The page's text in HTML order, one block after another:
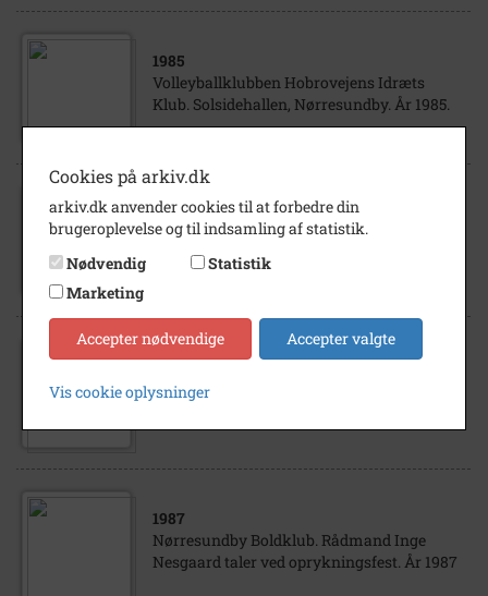
1985
Volleyballklubben Hobrovejens Idræts
Klub. Solsidehallen, Nørresundby. År 1985.
1975
Aalborg Atletklub "Jyden". Solsidehallen.
Faneindvielse ved stiftelsesfest. År 1975.
1980- 1990
Afslutningsfest i ungdomsafdelingen.
1987
Nørresundby Boldklub. Rådmand Inge
Nesgaard taler ved oprykningsfest. År 1987
Cookies på arkiv.dk
arkiv.dk anvender cookies til at forbedre din
brugeroplevelse og til indsamling af statistik.
Nødvendig
Statistik
Marketing
Accepter nødvendige Accepter valgte
Vis cookie oplysninger